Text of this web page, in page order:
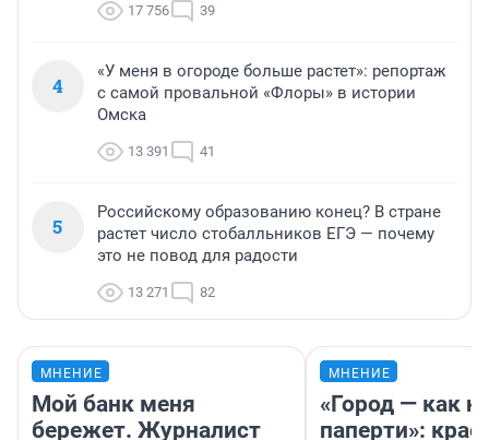
17 756 39
4
«У меня в огороде больше растет»: репортаж
с самой провальной «Флоры» в истории
Омска
13 391 41
5
Российскому образованию конец? В стране
растет число стобалльников ЕГЭ — почему
это не повод для радости
13 271 82
МНЕНИЕ
Мой банк меня
бережет. Журналист
МНЕНИЕ
«Город — как
паперти»: